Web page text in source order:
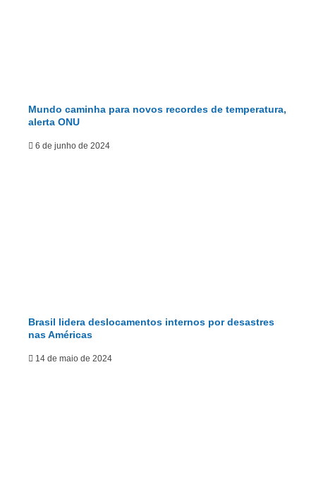
Mundo caminha para novos recordes de temperatura,
alerta ONU
6 de junho de 2024
Brasil lidera deslocamentos internos por desastres
nas Américas
14 de maio de 2024